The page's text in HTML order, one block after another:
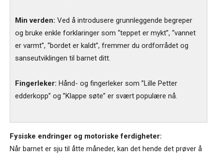
Min verden: Ved å introdusere grunnleggende begreper
og bruke enkle forklaringer som “teppet er mykt”, “vannet
er varmt”, “bordet er kaldt”, fremmer du ordforrådet og
sanseutviklingen til barnet ditt.
Fingerleker: Hånd- og fingerleker som ”Lille Petter
edderkopp” og ”Klappe søte” er svært populære nå.
Fysiske endringer og motoriske ferdigheter:
Når barnet er sju til åtte måneder, kan det hende det prøver å